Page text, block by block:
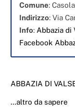
Comune:
Indirizzo: Via
Info: Abbazia di
Facebook
ABBAZIA DI
…altro da sapere